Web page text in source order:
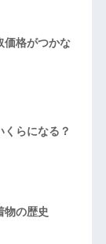
価格がつかな
らになる？
物の歴史